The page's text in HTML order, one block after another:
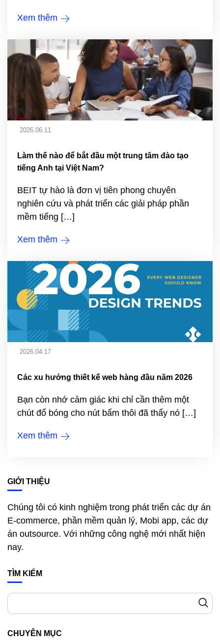
Xem thêm
2026.06.11
Làm thế nào để bắt đầu một trung tâm đào tạo
tiếng Anh tại Việt Nam?
BEIT tự hào là đơn vị tiên phong chuyên
nghiên cứu và phát triển các giải pháp phần
mềm tiếng […]
Xem thêm
2026.04.17
Các xu hướng thiết kế web hàng đầu năm 2026
Bạn còn nhớ cảm giác khi chỉ cần thêm một
chút đổ bóng cho nút bấm thôi đã thấy nó […]
Xem thêm
GIỚI THIỆU
Chúng tôi có kinh nghiệm trong phát triển các dự án
E-commerce, phần mềm quản lý, Mobi app, các dự
án outsource. Với những công nghệ mới nhất hiện
nay.
TÌM KIẾM
CHUYÊN MỤC